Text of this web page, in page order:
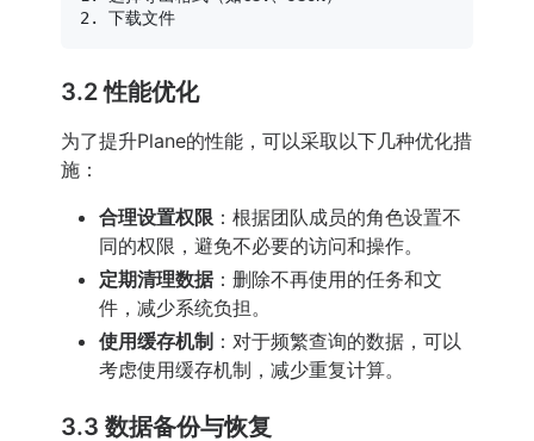
3.2 性能优化
为了提升Plane的性能，可以采取以下几种优化措
施：
合理设置权限 ：根据团队成员的角色设置不
同的权限，避免不必要的访问和操作。
定期清理数据：删除不再使用的任务和文
件，减少系统负担。
使用缓存机制 ：对于频繁查询的数据，可以
考虑使用缓存机制，减少重复计算。
3.3 数据备份与恢复